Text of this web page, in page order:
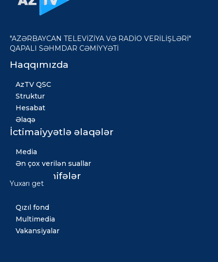
"AZƏRBAYCAN TELEVİZİYA VƏ RADİO VERİLİŞLƏRİ"
QAPALI SƏHMDAR CƏMİYYƏTİ
Haqqımızda
AzTV QSC
Struktur
Hesabat
Əlaqə
İctimaiyyətlə əlaqələr
Media
Ən çox verilən suallar
Digər səhifələr
Qızıl fond
Multimedia
Vakansiyalar
Yuxarı get